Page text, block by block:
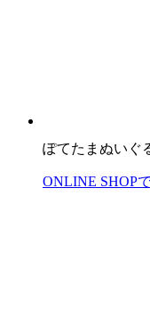
ぽてたまぬい
ONLINE SHOP